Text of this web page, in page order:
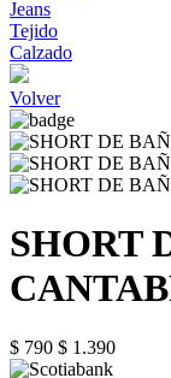
Jeans
Tejido
Calzado
Volver
SHORT
$ 790 $ 1.390